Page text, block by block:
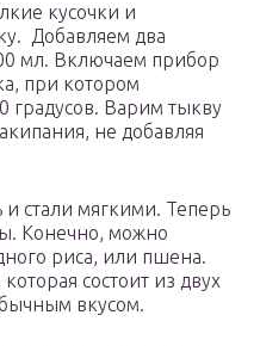
кусочки и
Добавляем два
мл. Включаем прибор
при котором
градусов. Варим тыкву
не добавляя
стали мягкими. Теперь
Конечно, можно
риса, или пшена.
состоит из двух
вкусом.